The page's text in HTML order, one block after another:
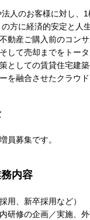
人のお客様に対し、
方に経済的安定と人
動産ご購入前のコン
して売却までをトータ
としての賃貸住宅建
を融合させたクラウ
員募集です。
内容
用、新卒採用など）
研修の企画／実施、